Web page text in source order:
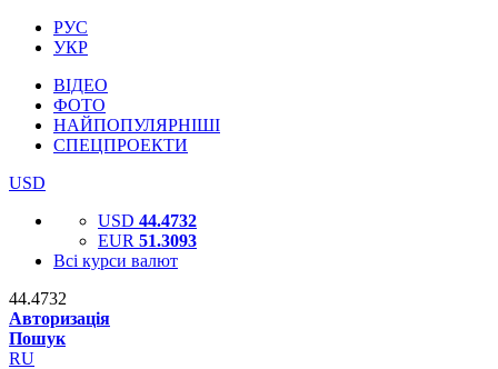
РУС
УКР
ВІДЕО
ФОТО
НАЙПОПУЛЯРНІШІ
СПЕЦПРОЕКТИ
USD
USD 44.4732
EUR 51.3093
Всі курси валют
44.4732
Авторизація
Пошук
RU